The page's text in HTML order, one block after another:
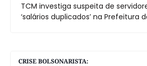
TCM investiga suspeita de
‘salários duplicados’ na Prefeitura
CRISE BOLSONARISTA: